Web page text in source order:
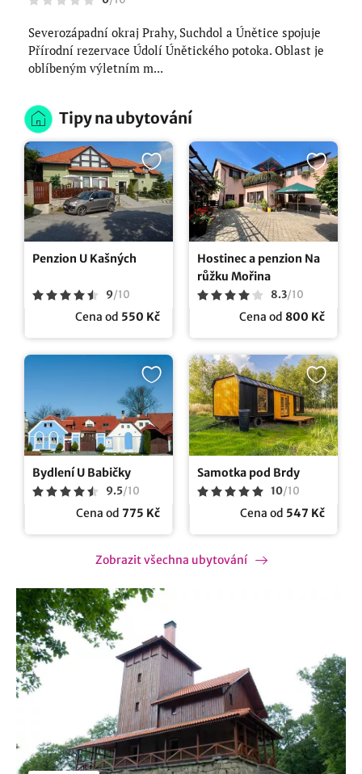
Severozápadní okraj Prahy, Suchdol a Únětice spojuje
Přírodní rezervace Údolí Únětického potoka. Oblast je
oblíbeným výletním m...
Tipy na ubytování
Penzion U Kašných
9/10
Cena od 550 Kč
Hostinec a penzion Na
růžku Mořina
8.3/10
Cena od 800 Kč
Bydlení U Babičky
9.5/10
Cena od 775 Kč
Samotka pod Brdy
10/10
Cena od 547 Kč
Zobrazit všechna ubytování